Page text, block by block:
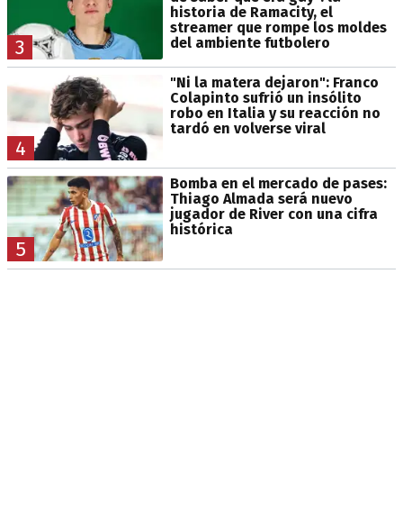
3
historia de Ramacity, el
streamer que rompe los moldes
del ambiente futbolero
4
"Ni la matera dejaron": Franco
Colapinto sufrió un insólito
robo en Italia y su reacción no
tardó en volverse viral
5
Bomba en el mercado de pases:
Thiago Almada será nuevo
jugador de River con una cifra
histórica